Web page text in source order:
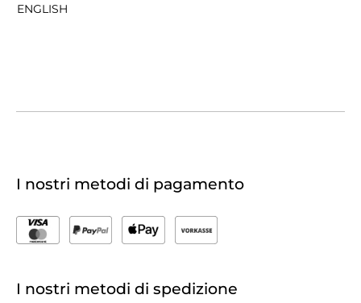
ENGLISH
I nostri metodi di pagamento
I nostri metodi di spedizione